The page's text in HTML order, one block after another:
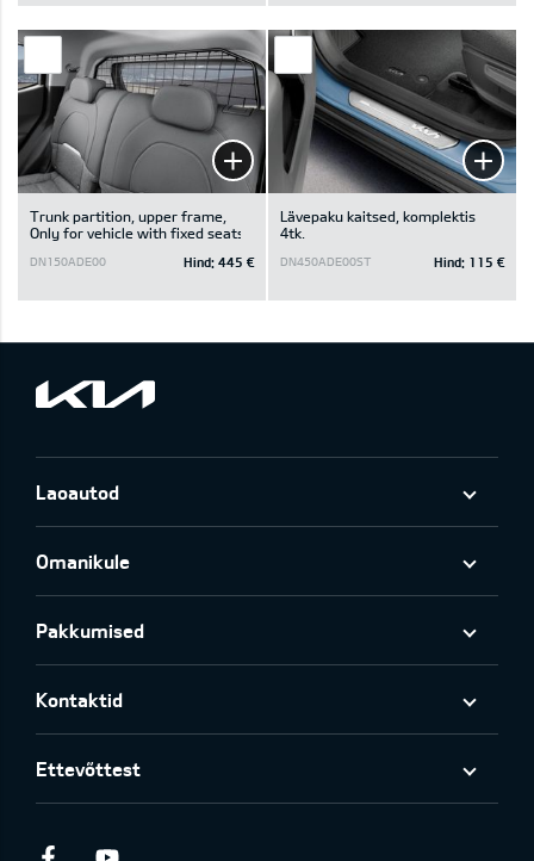
Trunk partition, upper frame,
Only for vehicle with fixed seats
DN150ADE00 Hind: 445 €
Lävepaku kaitsed, komplektis
4tk.
DN450ADE00ST Hind: 115 €
Laoautod
Omanikule
Pakkumised
Kontaktid
Ettevõttest